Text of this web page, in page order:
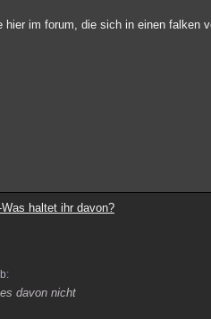
hier im forum, die sich in einen falken
haltet ihr davon?
davon nicht